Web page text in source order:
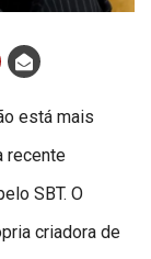
está mais
recente
SBT. O
criadora de